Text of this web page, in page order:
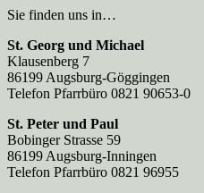
Sie finden uns in…
St. Georg und Michael
Klausenberg 7
86199 Augsburg-Göggingen
Telefon Pfarrbüro 0821 90653-0
St. Peter und Paul
Bobinger Strasse 59
86199 Augsburg-Inningen
Telefon Pfarrbüro 0821 96955